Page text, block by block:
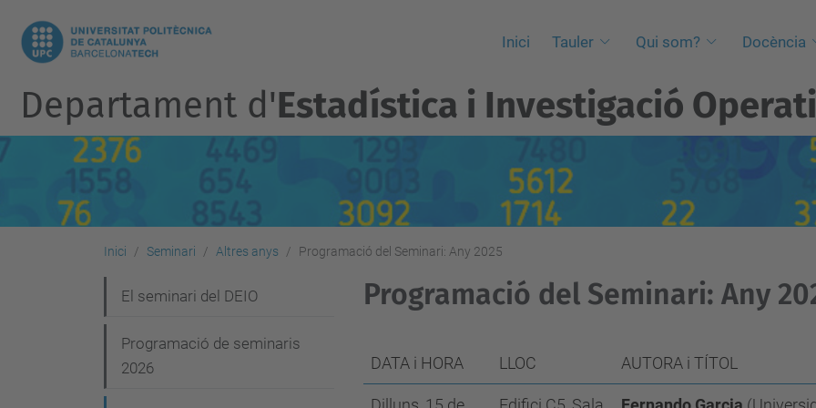
Inici Tauler Qui som? Docència
Departament d'Estadística i Investigació
Inici Seminari Altres anys Programació del Seminari: Any 2025
Programació del Seminari: Any
DATA i HORA LLOC AUTORA i TÍTOL
a
e
El seminari del DEIO
Programació de seminaris
2026